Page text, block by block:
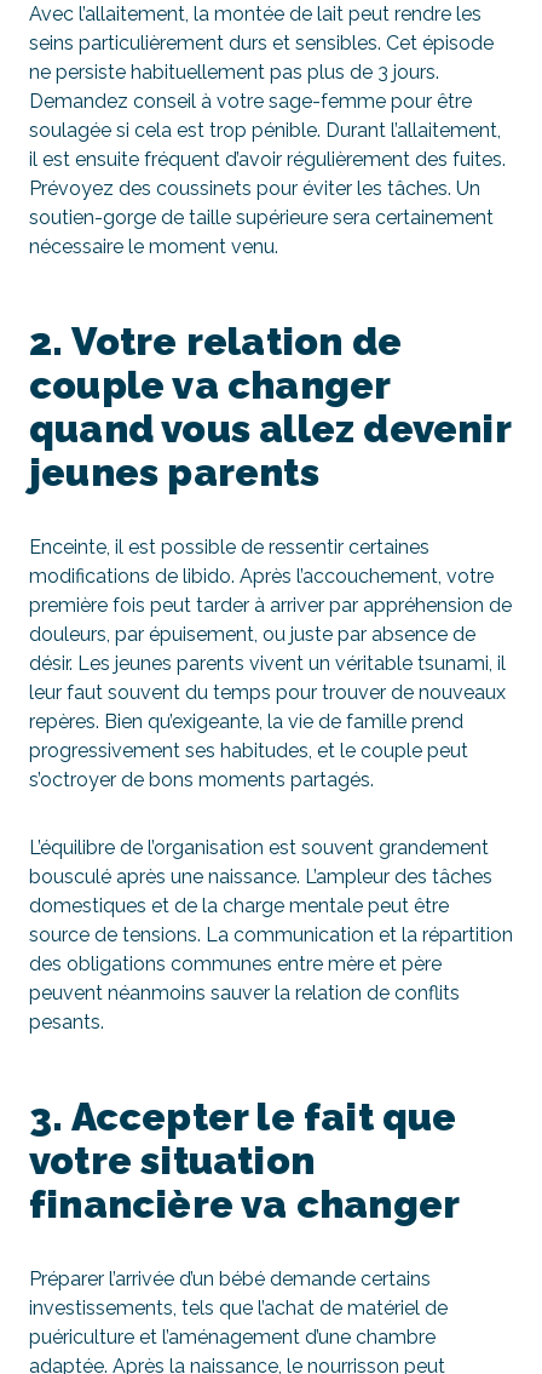
Avec l’allaitement, la montée de lait peut rendre les
seins particulièrement durs et sensibles. Cet épisode
ne persiste habituellement pas plus de 3 jours.
Demandez conseil à votre sage-femme pour être
soulagée si cela est trop pénible. Durant l’allaitement,
il est ensuite fréquent d’avoir régulièrement des fuites.
Prévoyez des coussinets pour éviter les tâches. Un
soutien-gorge de taille supérieure sera certainement
nécessaire le moment venu.
2. Votre relation de
couple va changer
quand vous allez devenir
jeunes parents
Enceinte, il est possible de ressentir certaines
modifications de libido. Après l’accouchement, votre
première fois peut tarder à arriver par appréhension de
douleurs, par épuisement, ou juste par absence de
désir. Les jeunes parents vivent un véritable tsunami, il
leur faut souvent du temps pour trouver de nouveaux
repères. Bien qu’exigeante, la vie de famille prend
progressivement ses habitudes, et le couple peut
s’octroyer de bons moments partagés.
L’équilibre de l’organisation est souvent grandement
bousculé après une naissance. L’ampleur des tâches
domestiques et de la charge mentale peut être
source de tensions. La communication et la répartition
des obligations communes entre mère et père
peuvent néanmoins sauver la relation de conflits
pesants.
3. Accepter le fait que
votre situation
financière va changer
Préparer l’arrivée d’un bébé demande certains
investissements, tels que l’achat de matériel de
puériculture et l’aménagement d’une chambre
adaptée. Après la naissance, le nourrisson peut